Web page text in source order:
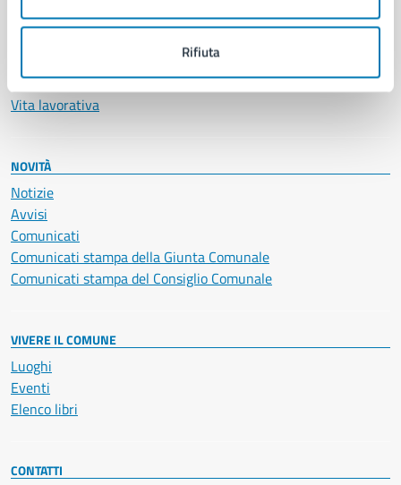
Rifiuta
Giustizia e sicurezza pubblica
Salute, benessere e assistenza
Servizi Cimiteriali
Vita lavorativa
NOVITÀ
Notizie
Avvisi
Comunicati
Comunicati stampa della Giunta Comunale
Comunicati stampa del Consiglio Comunale
VIVERE IL COMUNE
Luoghi
Eventi
Elenco libri
CONTATTI